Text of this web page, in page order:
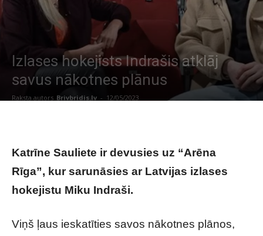
Izlases hokejists Indrašis atklāj
savus nākotnes plānus
Raksta autors Brivbridis.lv - 12/05/2023
Katrīne Sauliete ir devusies uz “Arēna
Rīga”, kur sarunāsies ar Latvijas izlases
hokejistu Miku Indraši.
Viņš ļaus ieskatīties savos nākotnes plānos,